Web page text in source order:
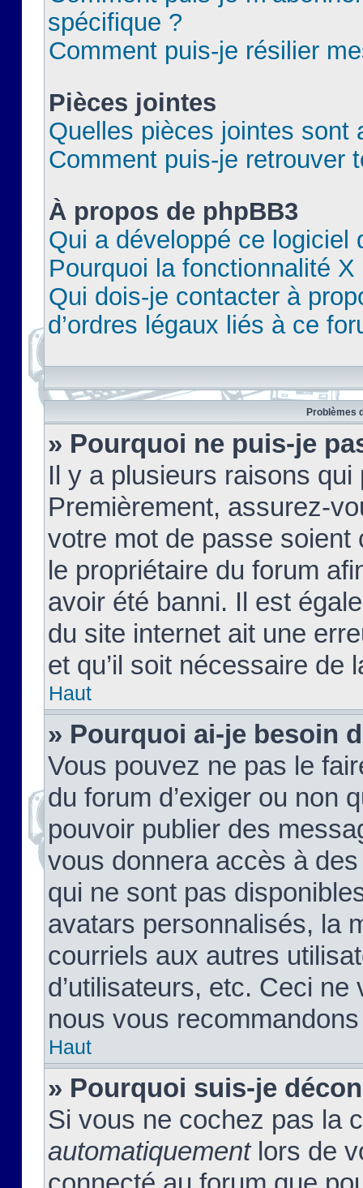
spécifique ?
Comment puis-je résilier
Pièces jointes
Quelles pièces jointes sont
Comment puis-je retrouver
À propos de phpBB3
Qui a développé ce logiciel
Pourquoi la fonctionnalité X
Qui dois-je contacter à
d’ordres légaux liés à ce
Problèmes
» Pourquoi ne puis-je
Il y a plusieurs raisons
Premièrement, assurez-
votre mot de passe soient
le propriétaire du forum
avoir été banni. Il est
du site internet ait une
et qu’il soit nécessaire de
Haut
» Pourquoi ai-je besoin
Vous pouvez ne pas le
du forum d’exiger ou non
pouvoir publier des
vous donnera accès à
qui ne sont pas
avatars personnalisés, la
courriels aux autres
d’utilisateurs, etc. Ceci
nous vous
Haut
» Pourquoi suis-je
Si vous ne cochez pas la
automatiquementlors de